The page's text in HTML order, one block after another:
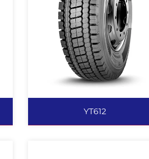
块状花纹设计，赋予轮胎优异的耐
磨、抗撕裂性能。 纵横花纹设
计，赋予轮胎优异的操纵性能、驱
动性能。 肩部开放的花纹设计为
车辆提供充足的驱动力，并使水、
泥有效排出。 加深花纹设计，有
效提高轮胎的行驶里程。 沟底防
夹石子凸台设计，保证很好的排石
性能，并防止沟裂。 胎圈加强设
计，载重性能强。
查看更多
YT612